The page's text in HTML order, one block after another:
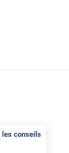
les conseils